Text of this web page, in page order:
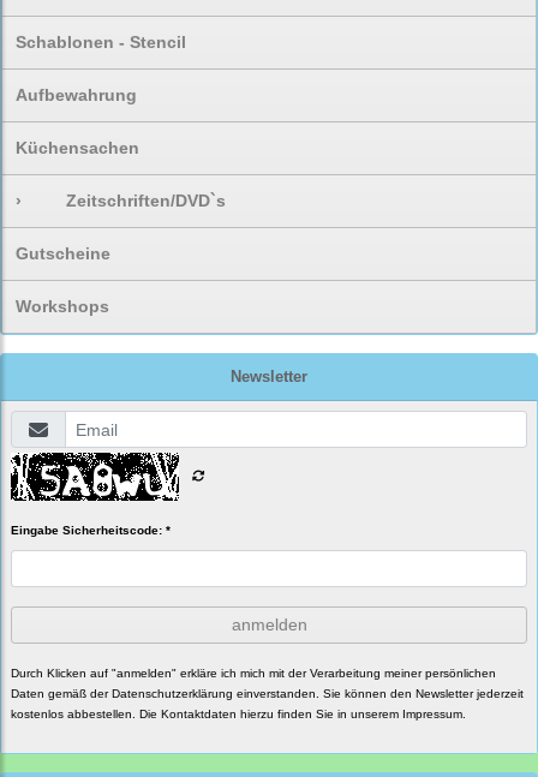
Schablonen - Stencil
Aufbewahrung
Küchensachen
› Zeitschriften/DVD`s
Gutscheine
Workshops
Newsletter
Eingabe Sicherheitscode: *
anmelden
Durch Klicken auf "anmelden" erkläre ich mich mit der Verarbeitung meiner persönlichen
Daten gemäß derDatenschutzerklärung einverstanden. Sie können den Newsletter jederzeit
kostenlos abbestellen. Die Kontaktdaten hierzu finden Sie in unserem Impressum.